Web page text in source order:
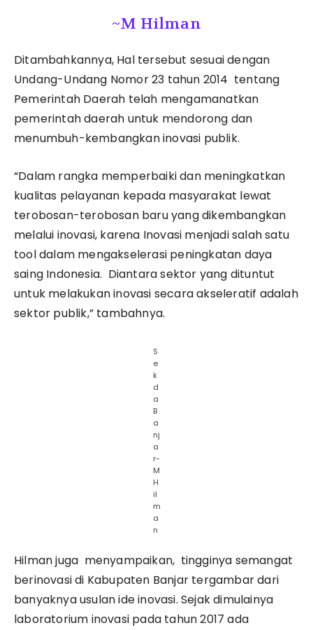
~M Hilman
Ditambahkannya, Hal tersebut sesuai dengan
Undang-Undang Nomor 23 tahun 2014 tentang
Pemerintah Daerah telah mengamanatkan
pemerintah daerah untuk mendorong dan
menumbuh-kembangkan inovasi publik.
“Dalam rangka memperbaiki dan meningkatkan
kualitas pelayanan kepada masyarakat lewat
terobosan-terobosan baru yang dikembangkan
melalui inovasi, karena Inovasi menjadi salah satu
tool dalam mengakselerasi peningkatan daya
saing Indonesia. Diantara sektor yang dituntut
untuk melakukan inovasi secara akseleratif adalah
sektor publik,” tambahnya.
S
e
k
d
a
B
a
nj
a
r-
M
H
il
m
a
n
Hilman juga menyampaikan, tingginya semangat
berinovasi di Kabupaten Banjar tergambar dari
banyaknya usulan ide inovasi. Sejak dimulainya
laboratorium inovasi pada tahun 2017 ada